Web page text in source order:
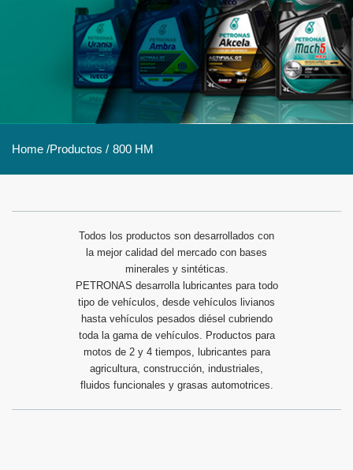
Home /Productos / 800 HM
Todos los productos son desarrollados con
la mejor calidad del mercado con bases
minerales y sintéticas.
PETRONAS desarrolla lubricantes para todo
tipo de vehículos, desde vehículos livianos
hasta vehículos pesados diésel cubriendo
toda la gama de vehículos. Productos para
motos de 2 y 4 tiempos, lubricantes para
agricultura, construcción, industriales,
fluidos funcionales y grasas automotrices.